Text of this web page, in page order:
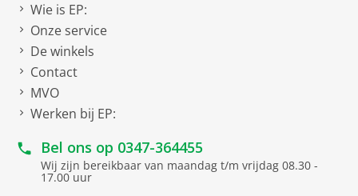
Wie is EP:
Onze service
De winkels
Contact
MVO
Werken bij EP:
Bel ons op 0347-364455
Wij zijn bereikbaar van maandag t/m vrijdag 08.30 -
17.00 uur